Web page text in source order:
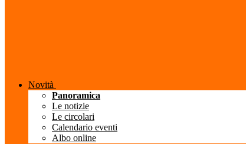
Novità
Panoramica
Le notizie
Le circolari
Calendario eventi
Albo online